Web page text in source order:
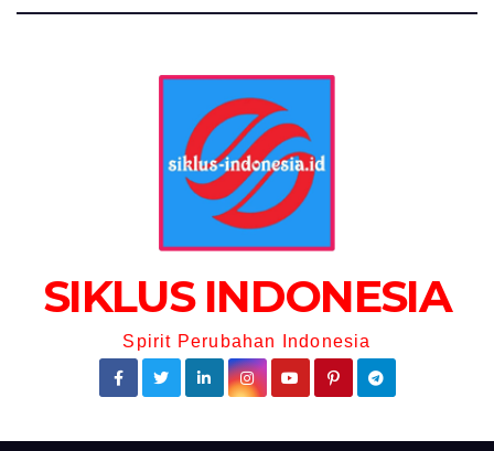
SIKLUS INDONESIA
Spirit Perubahan Indonesia